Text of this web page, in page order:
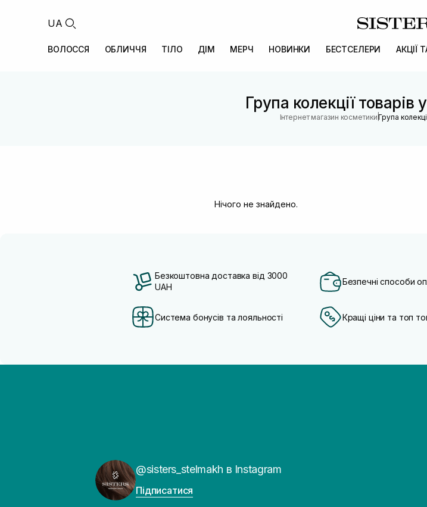
UA
ВОЛОССЯ ОБЛИЧЧЯ ТІЛО ДІМ МЕРЧ НОВИНКИ БЕСТСЕЛЕРИ АКЦІЇ
Група колекції товарів
Інтернет магазин косметики |Група
Нічого не знайдено.
Безкоштовна доставка від 3000
UAH
Безпечні способи
Система бонусів та лояльності Кращі ціни та топ
@sisters_stelmakh в Instagram
Підписатися